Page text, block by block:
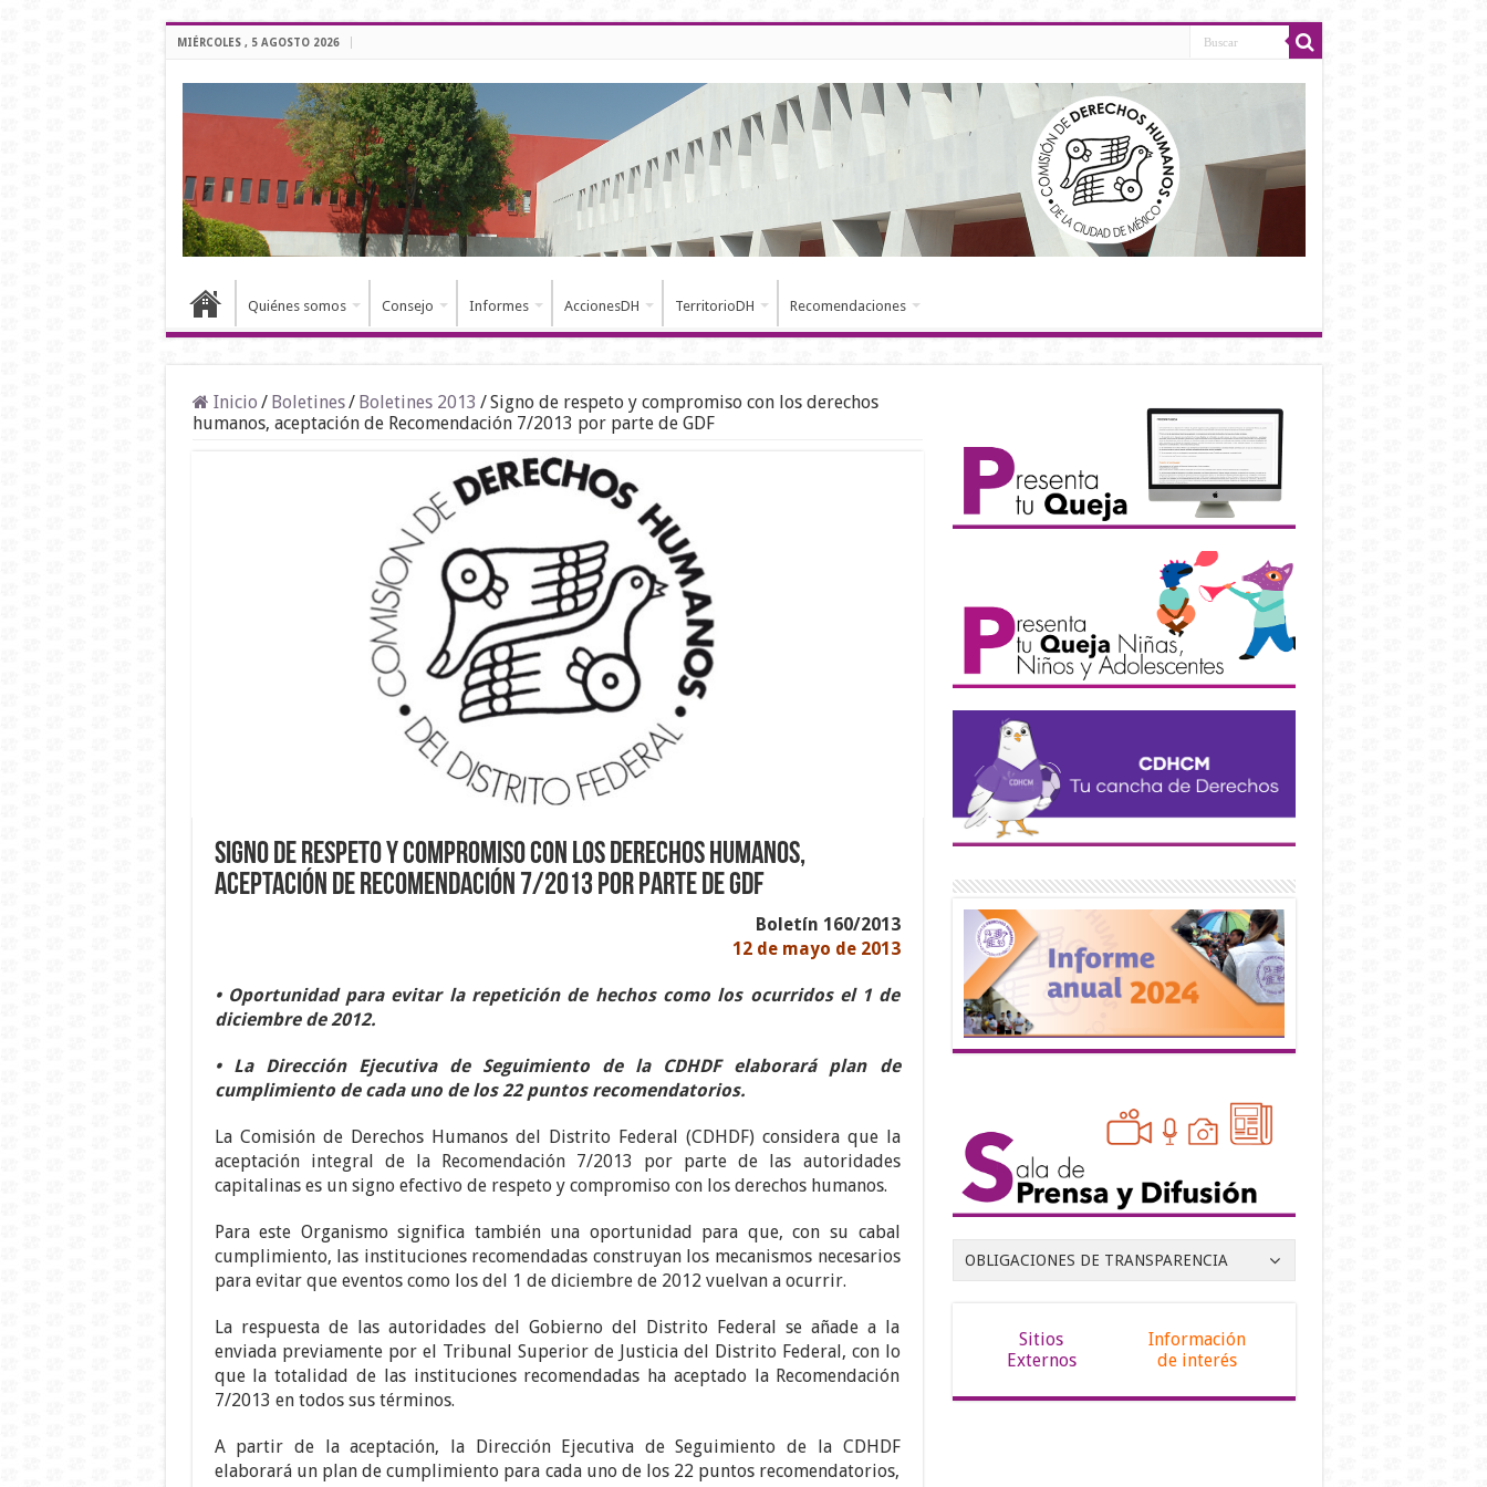
MIÉRCOLES , 5 AGOSTO 2026
Quiénes somos Consejo Informes AccionesDH TerritorioDH Recomendaciones
Inicio / Boletines/ Boletines 2013 /Signo de respeto y compromiso con los derechos
humanos, aceptación de Recomendación 7/2013 por parte de GDF
Signo de respeto y compromiso con los derechos humanos,
aceptación de Recomendación 7/2013 por parte de GDF
Boletín 160/2013
12 de mayo de 2013
• Oportunidad para evitar la repetición de hechos como los ocurridos el 1 de
diciembre de 2012.
• La Dirección Ejecutiva de Seguimiento de la CDHDF elaborará plan de
cumplimiento de cada uno de los 22 puntos recomendatorios.
La Comisión de Derechos Humanos del Distrito Federal (CDHDF) considera que la
aceptación integral de la Recomendación 7/2013 por parte de las autoridades
capitalinas es un signo efectivo de respeto y compromiso con los derechos humanos.
Para este Organismo significa también una oportunidad para que, con su cabal
cumplimiento, las instituciones recomendadas construyan los mecanismos necesarios
para evitar que eventos como los del 1 de diciembre de 2012 vuelvan a ocurrir.
La respuesta de las autoridades del Gobierno del Distrito Federal se añade a la
enviada previamente por el Tribunal Superior de Justicia del Distrito Federal, con lo
que la totalidad de las instituciones recomendadas ha aceptado la Recomendación
7/2013 en todos sus términos.
A partir de la aceptación, la Dirección Ejecutiva de Seguimiento de la CDHDF
elaborará un plan de cumplimiento para cada uno de los 22 puntos recomendatorios,
OBLIGACIONES DE TRANSPARENCIA
Sitios
Externos
Información
de interés